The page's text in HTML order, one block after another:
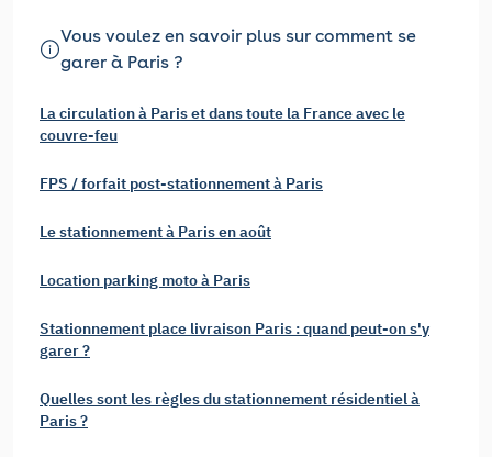
Vous voulez en savoir plus sur comment se
garer à Paris ?
La circulation à Paris et dans toute la France avec le
couvre-feu
FPS / forfait post-stationnement à Paris
Le stationnement à Paris en août
Location parking moto à Paris
Stationnement place livraison Paris : quand peut-on s'y
garer ?
Quelles sont les règles du stationnement résidentiel à
Paris ?